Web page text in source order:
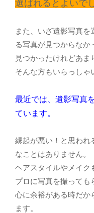
選ばれるとよいで
また、いざ遺影写真
る写真が見つからなか
見つかったけれどあま
そんな方もいらっしゃ
最近では、遺影写真
ています。
縁起が悪い！と思われ
なことはありません。
ヘアスタイルやメイク
プロに写真を撮っても
心に余裕がある時だか
ます。